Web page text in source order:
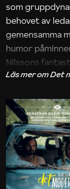
som
behovet av
gemensamma
humor
Nilssons
iakttagelser
Maja Kekonius